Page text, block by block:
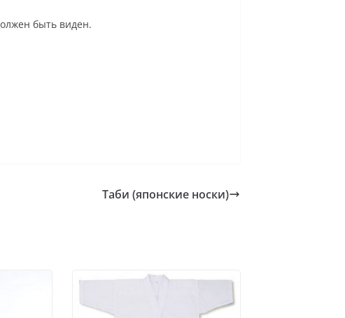
быть виден.
Таби (японские носки)